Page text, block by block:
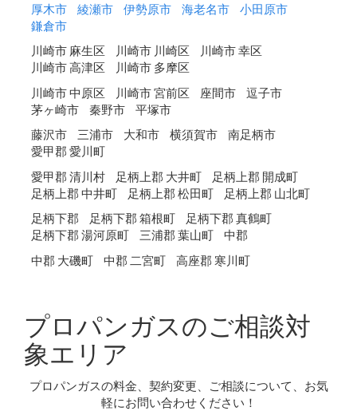
厚木市
綾瀬市 伊勢原市 海老名市
小田原市
鎌倉市
川崎市 麻生区
川崎市 川崎区
川崎市 幸区
川崎市 高津区
川崎市 多摩区
川崎市 中原区
川崎市 宮前区 座間市
逗子市
茅ヶ崎市
秦野市
平塚市
藤沢市
三浦市 大和市 横須賀市
南足柄市
愛甲郡 愛川町
愛甲郡 清川村
足柄上郡 大井町
足柄上郡 開成町
足柄上郡 中井町
足柄上郡 松田町
足柄上郡 山北町
足柄下郡
足柄下郡 箱根町
足柄下郡 真鶴町
足柄下郡 湯河原町
三浦郡 葉山町
中郡
中郡 大磯町
中郡 二宮町 高座郡 寒川町
プロパンガスのご相談対
象エリア
プロパンガスの料金、契約変更、ご相談について、お気
軽にお問い合わせください！